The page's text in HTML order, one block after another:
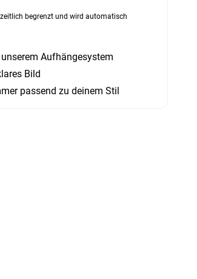
begrenzt und wird automatisch
Aufhängesystem
Bild
passend zu deinem Stil